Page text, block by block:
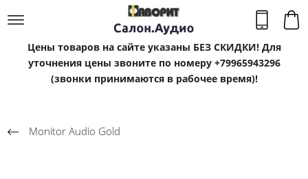
Цены товаров на сайте указаны БЕЗ СКИДКИ! Для
уточнения цены звоните по номеру +79965943296
(звонки принимаются в рабочее время)!
Monitor Audio Gold